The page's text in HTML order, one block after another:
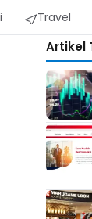
Travel
Artikel